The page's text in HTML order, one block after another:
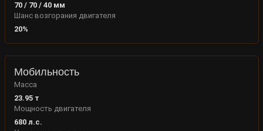
70 / 70 / 40 мм
Шанс возгорания двигателя
20%
Мобильность
Масса
23.95т
Мощность двигателя
680л.с.